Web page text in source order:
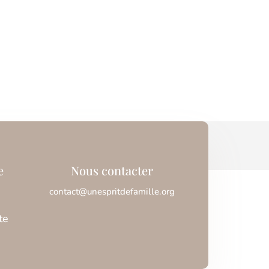
Nous contacter
contact@unespritdefamille.org